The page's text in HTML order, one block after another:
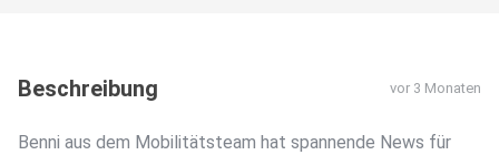
Beschreibung vor 3 Monaten
Benni aus dem Mobilitätsteam hat spannende News für